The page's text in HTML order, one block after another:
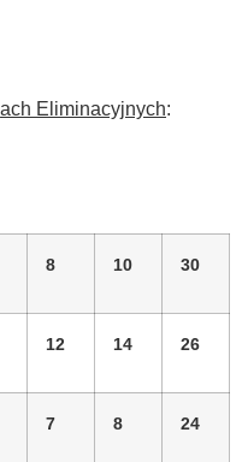
Eliminacyjnych:
8 10 30
12 14 26
7 8 24